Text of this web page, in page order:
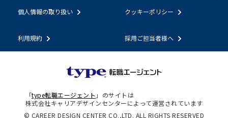
個人情報の取り扱い クッキーポリシー
利用規約 採用ご担当者様へ
「type転職エージェント 」のサイトは
株式会社キャリアデザインセンターによって運営されています
© CAREER DESIGN CENTER CO.,LTD. ALL RIGHTS RESERVED